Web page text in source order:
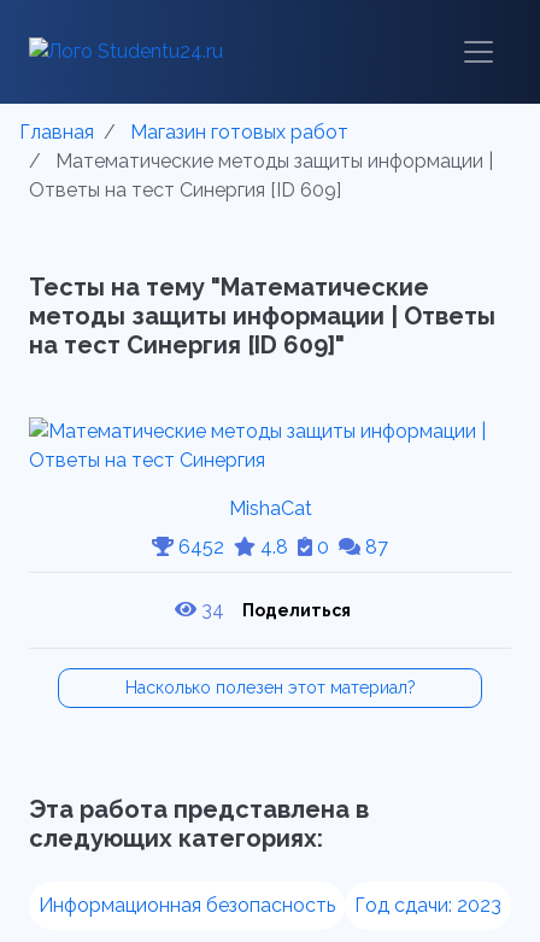
Главная
Магазин готовых работ
Математические методы защиты информации |
Ответы на тест Синергия [ID 609]
Тесты на тему "Математические
методы защиты информации | Ответы
на тест Синергия [ID 609]"
MishaCat
6452
4.8 0 87
34 Поделиться
Насколько полезен этот материал?
Эта работа представлена в
следующих категориях:
Информационная безопасность Год сдачи: 2023